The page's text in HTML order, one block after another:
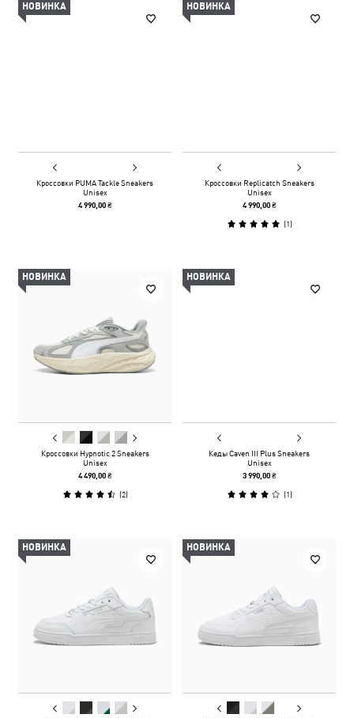
НОВИНКА
Кроссовки PUMA Tackle Sneakers
Unisex
4 990,00 ₴
НОВИНКА
Кроссовки Replicatch Sneakers
Unisex
4 990,00 ₴
(1)
НОВИНКА
Кроссовки Hypnotic 2 Sneakers
Unisex
4 490,00 ₴
(2)
НОВИНКА
Кеды Caven III Plus Sneakers
Unisex
3 990,00 ₴
(1)
НОВИНКА НОВИНКА